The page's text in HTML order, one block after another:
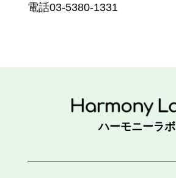
電話03-5380-1331
ハーモニーラボ